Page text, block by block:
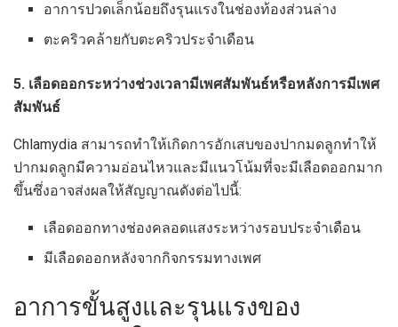
อาการปวดเล็กน้อยถึงรุนแรงในช่องท้องส่วนล่าง
ตะคริวคล้ายกับตะคริวประจำเดือน
5. เลือดออกระหว่างช่วงเวลามีเพศสัมพันธ์หรือหลังการมีเพศ
สัมพันธ์
Chlamydia สามารถทำให้เกิดการอักเสบของปากมดลูกทำให้
ปากมดลูกมีความอ่อนไหวและมีแนวโน้มที่จะมีเลือดออกมาก
ขึ้นซึ่งอาจส่งผลให้สัญญาณดังต่อไปนี้:
เลือดออกทางช่องคลอดแสงระหว่างรอบประจำเดือน
มีเลือดออกหลังจากกิจกรรมทางเพศ
อาการขั้นสูงและรุนแรงของ